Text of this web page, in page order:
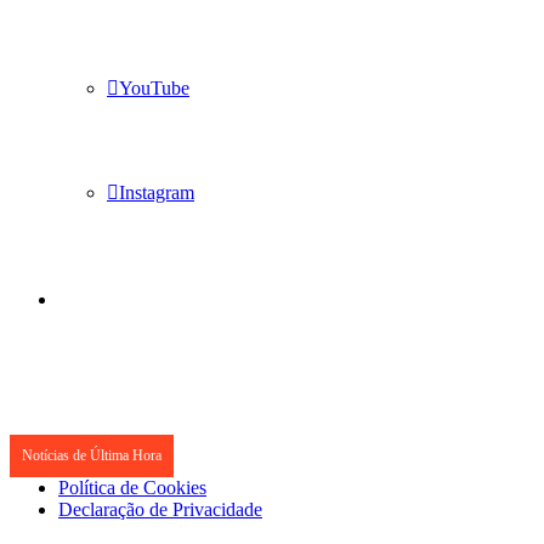
YouTube
Instagram
Notícias de Última Hora
Política de Cookies
Declaração de Privacidade